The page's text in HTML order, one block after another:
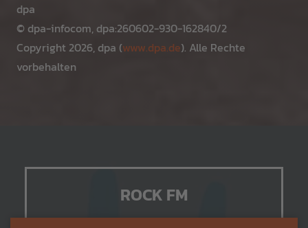
dpa
© dpa-infocom, dpa:260602-930-162840/2
Copyright 2026, dpa (www.dpa.de). Alle Rechte
vorbehalten
ROCK FM